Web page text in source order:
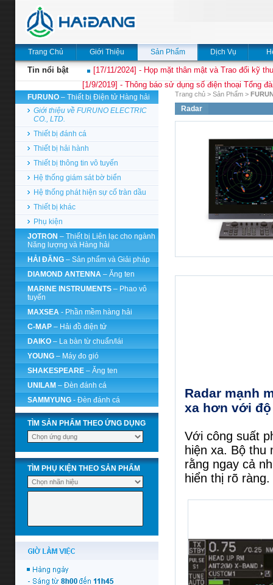
Trang Chủ Giới Thiệu Sản Phẩm Dịch Vụ
Tin nổi bật
[17/11/2024] - Họp mặt thân mật và Trao đổi kỹ
[1/9/2019] - Thông báo sử dụng số điện thoại Tổng
FURUNO – Thiết bị Điện tử Hàng hải
Giới thiệu về FURUNO ELECTRIC
CO., LTD.
Thiết bị đánh cá
Thiết bị hải hành
Thiết bị thông tin vô tuyến
Hệ thống giám sát bờ biển
Hệ thống phát hiện sự cố tràn dầu
Thiết bị khác
Phụ kiện
JOTRON – Thiết bị Liên lạc cho ngành
Năng lượng và Hàng hải
HẢI ĐĂNG – Sản phẩm và Giải pháp
DIAMOND ANTENNA – Ăng ten
MARINE INSTRUMENTS – Phao vô
tuyến
MAXSEA - Phần mềm hàng hải
C-MAP – Hải đồ điện tử
DAIKO – La bàn từ chuẩn/lái
YOUNG – Máy đo gió
SHAKESPEARE – Ăng ten
UNILAM – Đèn đánh cá
SAMMYUNG - Đèn đánh cá
TÌM SẢN PHẨM THEO ỨNG DỤNG
TÌM PHỤ KIỆN THEO SẢN PHẨM
Trang chủ > Sản Phẩm >
Radar
Radar mạnh
xa hơn với
Với công suất
hiện xa. Bộ thu
rằng ngay cả
hiển thị rõ ràng.